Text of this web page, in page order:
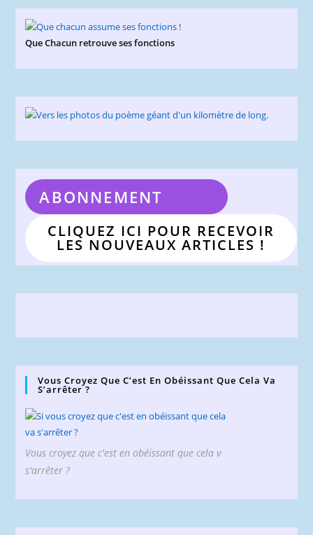
Que Chacun retrouve ses fonctions
ABONNEMENT
CLIQUEZ ICI POUR RECEVOIR
LES NOUVEAUX ARTICLES !
Vous Croyez Que C’est En Obéissant Que Cela Va
S’arrêter ?
Vous croyez que c'est en obéissant que cela v
s'arrêter ?